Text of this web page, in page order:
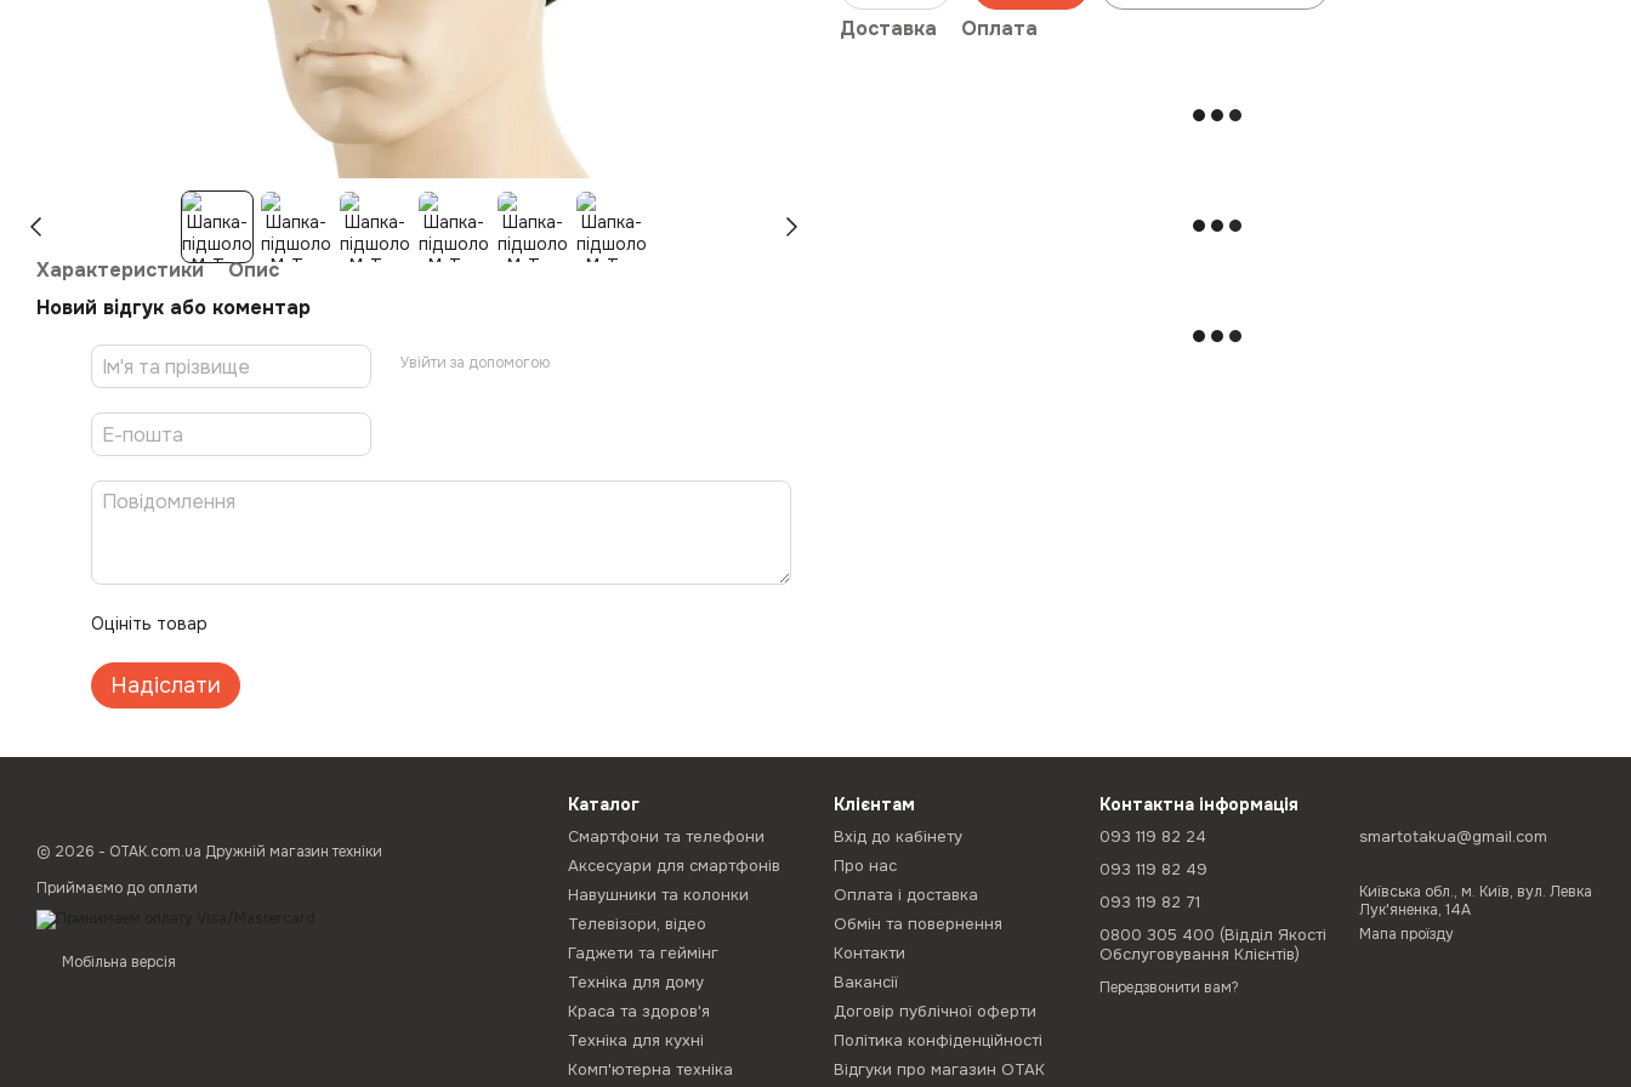
Характеристики
Опис
Новий відгук або коментар
Увійти за допомогою
Оцініть товар
Надіслати
Доставка Оплата
© 2026 - ОТАК.com.ua Дружній магазин техніки
Приймаємо до оплати
Мобільна версія
Каталог
Смартфони та телефони
Аксесуари для смартфонів
Навушники та колонки
Телевізори, відео
Гаджети та геймінг
Техніка для дому
Краса та здоров'я
Техніка для кухні
Комп'ютерна техніка
Клієнтам
Вхід до кабінету
Про нас
Оплата і доставка
Обмін та повернення
Контакти
Вакансії
Договір публічної оферти
Політика конфіденційності
Відгуки про магазин ОТАК
Контактна інформація
093 119 82 24
093 119 82 49
093 119 82 71
0800 305 400 (Відділ Якості
Обслуговування Клієнтів)
Передзвонити вам?
smartotakua@gmail.com
Київська обл., м. Київ, вул. Левка
Лук'яненка, 14А
Мапа проїзду